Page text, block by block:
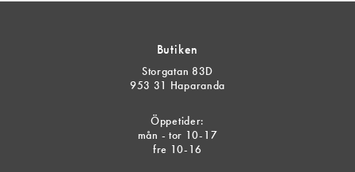
Butiken
Storgatan 83D
953 31 Haparanda
Öppetider:
mån - tor 10-17
fre 10-16